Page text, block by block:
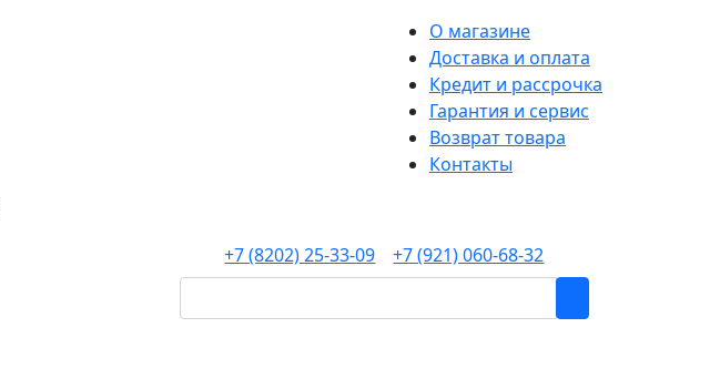
О магазине
Доставка и оплата
Кредит и рассрочка
Гарантия и сервис
Возврат товара
Контакты
+7 (8202) 25-33-09 +7 (921) 060-68-32